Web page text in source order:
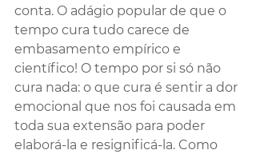
conta. O adágio popular de que o
tempo cura tudo carece de
embasamento empírico e
científico! O tempo por si só não
cura nada: o que cura é sentir a dor
emocional que nos foi causada em
toda sua extensão para poder
elaborá-la e resignificá-la. Como